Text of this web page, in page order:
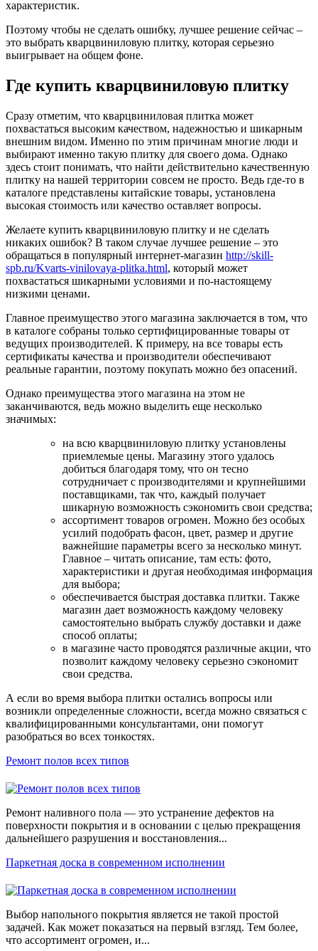
характеристик.
Поэтому чтобы не сделать ошибку, лучшее решение сейчас –
это выбрать кварцвиниловую плитку, которая серьезно
выигрывает на общем фоне.
Где купить кварцвиниловую плитку
Сразу отметим, что кварцвиниловая плитка может
похвастаться высоким качеством, надежностью и шикарным
внешним видом. Именно по этим причинам многие люди и
выбирают именно такую плитку для своего дома. Однако
здесь стоит понимать, что найти действительно качественную
плитку на нашей территории совсем не просто. Ведь где-то в
каталоге представлены китайские товары, установлена
высокая стоимость или качество оставляет вопросы.
Желаете купить кварцвиниловую плитку и не сделать
никаких ошибок? В таком случае лучшее решение – это
обращаться в популярный интернет-магазин http://skill-
spb.ru/Kvarts-vinilovaya-plitka.html, который может
похвастаться шикарными условиями и по-настоящему
низкими ценами.
Главное преимущество этого магазина заключается в том, что
в каталоге собраны только сертифицированные товары от
ведущих производителей. К примеру, на все товары есть
сертификаты качества и производители обеспечивают
реальные гарантии, поэтому покупать можно без опасений.
Однако преимущества этого магазина на этом не
заканчиваются, ведь можно выделить еще несколько
значимых:
на всю кварцвиниловую плитку установлены
приемлемые цены. Магазину этого удалось
добиться благодаря тому, что он тесно
сотрудничает с производителями и крупнейшими
поставщиками, так что, каждый получает
шикарную возможность сэкономить свои средства;
ассортимент товаров огромен. Можно без особых
усилий подобрать фасон, цвет, размер и другие
важнейшие параметры всего за несколько минут.
Главное – читать описание, там есть: фото,
характеристики и другая необходимая информация
для выбора;
обеспечивается быстрая доставка плитки. Также
магазин дает возможность каждому человеку
самостоятельно выбрать службу доставки и даже
способ оплаты;
в магазине часто проводятся различные акции, что
позволит каждому человеку серьезно сэкономит
свои средства.
А если во время выбора плитки остались вопросы или
возникли определенные сложности, всегда можно связаться с
квалифицированными консультантами, они помогут
разобраться во всех тонкостях.
Ремонт полов всех типов
Ремонт наливного пола — это устранение дефектов на
поверхности покрытия и в основании с целью прекращения
дальнейшего разрушения и восстановления...
Паркетная доска в современном исполнении
Выбор напольного покрытия является не такой простой
задачей. Как может показаться на первый взгляд. Тем более,
что ассортимент огромен, и...